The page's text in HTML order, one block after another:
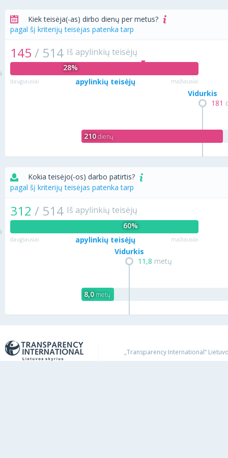
Kiek teisėja(-as) dirbo dienų per metus?
pagal šį kriterijų teisėjas patenka tarp
145 / 514 Iš apylinkių teisėjų
28%
daugiausiai apylinkių teisėjų mažiausiai
181
Vidurkis
210dienų
Kokia teisėjo(-os) darbo patirtis?
pagal šį kriterijų teisėjas patenka tarp
312 / 514 Iš apylinkių teisėjų
60%
daugiausiai apylinkių teisėjų mažiausiai
11,8 metų
Vidurkis
8,0 metų
„Transparency International“